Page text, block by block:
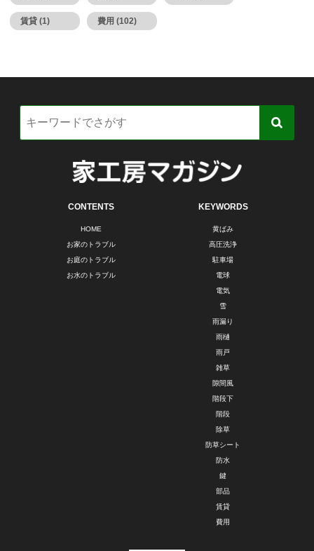
賃貸 (1) 費用 (102)
CONTENTS
HOME
お家のトラブル
お庭のトラブル
お水のトラブル
KEYWORDS
黄ばみ
高圧洗浄
駐車場
電球
電気
雪
雨漏り
雨樋
雨戸
雑草
隙間風
階段下
階段
除草
防草シート
防水
鍵
部品
賃貸
費用